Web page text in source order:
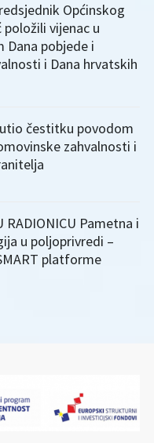
Općinskog
vijenac u
Dana pobjede i
i Dana hrvatskih
čestitku povodom
zahvalnosti i
RADIONICU Pametna i
u poljoprivredi –
platforme